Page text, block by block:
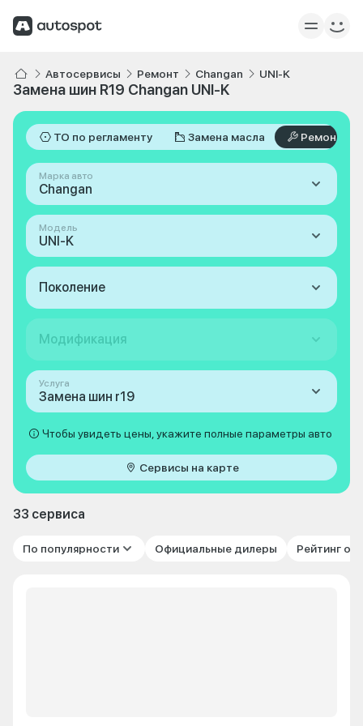
Автосервисы Ремонт Changan UNI-K
Замена шин R19 Changan UNI-K
ТО по регламенту Замена масла Ремонт
Марка авто
Changan
Модель
UNI-K
Поколение
Модификация
Услуга
Замена шин r19
Чтобы увидеть цены, укажите полные параметры авто
Сервисы на карте
33 сервиса
По популярности Официальные дилеры Рейтинг